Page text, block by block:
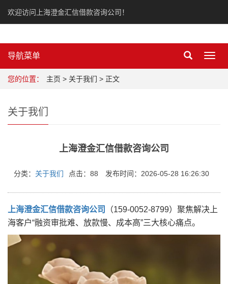
欢迎访问上海澄金汇信借款咨询公司！
导航菜单
您的位置： 主页 > 关于我们 > 正文
关于我们
上海澄金汇信借款咨询公司
分类： 关于我们 点击：88 发布时间：2026-05-28 16:26:30
上海澄金汇信借款咨询公司
（159-0052-8799）聚焦解决上
海客户“融资审批难、放款慢、成本高”三大核心痛点。